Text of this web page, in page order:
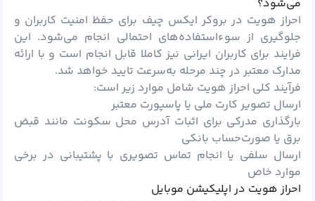
می‌شود؟
احراز هویت در بروکر ایکس چیف برای حفظ امنیت کاربران و
جلوگیری از سوءاستفاده‌های احتمالی انجام می‌شود. این
فرایند برای کاربران ایرانی نیز کاملا قابل انجام است و با ارائه
مدارک معتبر در چند مرحله به‌سرعت تایید خواهد شد.
فرآیند کلی احراز هویت شامل موارد زیر است:
ارسال تصویر کارت ملی یا پاسپورت معتبر
بارگذاری مدرکی برای اثبات آدرس محل سکونت مانند قبض
برق یا صورت‌حساب بانکی
ارسال سلفی یا انجام تماس تصویری با پشتیبانی در برخی
موارد خاص
احراز هویت در اپلیکیشن موبایل